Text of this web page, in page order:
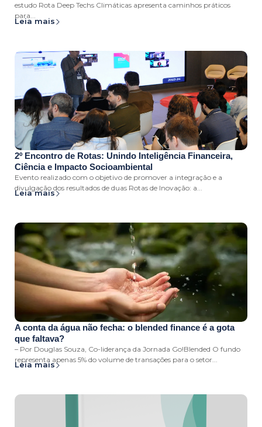
estudo Rota Deep Techs Climáticas apresenta caminhos práticos
para...
Leia mais
2º Encontro de Rotas: Unindo Inteligência Financeira,
Ciência e Impacto Socioambiental
Evento realizado com o objetivo de promover a integração e a
divulgação dos resultados de duas Rotas de Inovação: a...
Leia mais
A conta da água não fecha: o blended finance é a gota
que faltava?
– Por Douglas Souza, Co-liderança da Jornada Go!Blended O fundo
representa apenas 5% do volume de transações para o setor...
Leia mais